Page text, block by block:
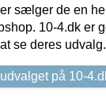
sælger de en
10-4.dk er
se deres udvalg.
på 10-